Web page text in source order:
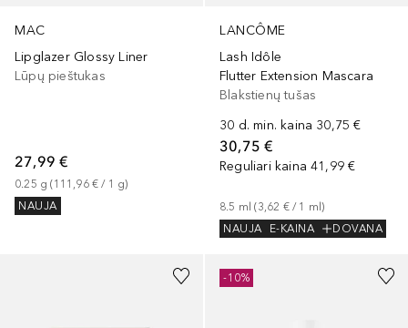
MAC
Lipglazer Glossy Liner
Lūpų pieštukas
27,99 €
0.25 g (111,96 € / 1 g)
NAUJA
LANCÔME
Lash Idôle
Flutter Extension Mascara
Blakstienų tušas
30 d. min. kaina 30,75 €
30,75 €
Reguliari kaina 41,99 €
8.5 ml (3,62 € / 1 ml)
NAUJA
E-KAINA DOVANA
-10%